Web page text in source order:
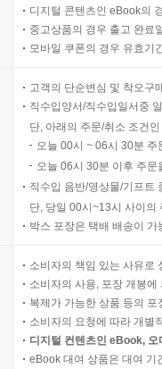
파적 요소
본 경제개혁 과정
개혁 의제 부활
담화(2011.12)
각책임제 강조
편 시안 연구
중심제 강조
편 시안' 완성(2012.9)
노동 부문
계 및 농업 부문
성 확대(2012~2013)
디지털 콘텐츠인 eBook의
중고상품의 경우 출고 완료
모바일 쿠폰의 경우 유효기
고객의 단순변심 및 착오구
직수입양서/직수입일서중
단, 아래의 주문/취소 조건
오늘 00시 ~ 06시 30분
오늘 06시 30분 이후 주
직수입 음반/영상물/기프트
단, 당일 00시~13시 사이의
박스 포장은 택배 배송이
소비자의 책임 있는 사유로
소비자의 사용, 포장 개봉
복제가 가능한 상품 등의
소비자의 요청에 따라 개별
디지털 컨텐츠인 eBook,
eBook 대여 상품은 대여 기